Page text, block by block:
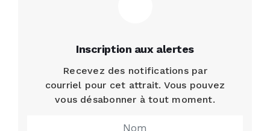
Inscription aux alertes
Recevez des notifications par
courriel pour cet attrait. Vous pouvez
vous désabonner à tout moment.